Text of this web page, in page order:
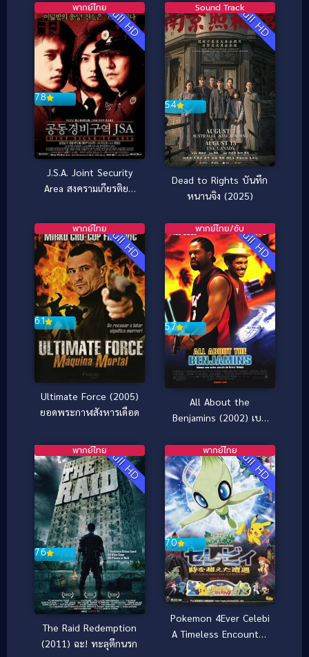
Full HD
7.8
พากย์ไทย
J.S.A. Joint Security
Area สงครามเกียรติยศ
Full HD
5.4
Sound Track
Dead to Rights บันทึก
หนานจิง (2025)
Full HD
6.1
พากย์ไทย
Ultimate Force (2005)
ยอดพระกาฬสังหารเดือด
Full HD
5.7
พากย์ไทย/ซับ
All About the
Benjamins (2002) เบน
เด้ง
Full HD
7.6
พากย์ไทย
The Raid Redemption
(2011) ฉะ! ทะลุตึกนรก
Full HD
7.0
พากย์ไทย
Pokemon 4Ever Celebi
A Timeless Encounter